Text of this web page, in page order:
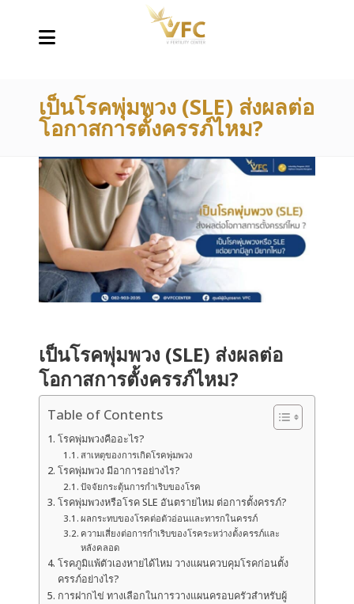
เป็นโรคพุ่มพวง (SLE) ส่งผลต่อ
โอกาสการตั้งครรภ์ไหม?
เป็นโรคพุ่มพวง (SLE) ส่งผลต่อ
โอกาสการตั้งครรภ์ไหม?
Table of Contents
โรคพุ่มพวงคืออะไร?
สาเหตุของการเกิดโรคพุ่มพวง
โรคพุ่มพวง มีอาการอย่างไร?
ปัจจัยกระตุ้นการกำเริบของโรค
โรคพุ่มพวงหรือโรค SLE อันตรายไหม ต่อการตั้งครรภ์?
ผลกระทบของโรคต่อตัวอ่อนและทารกในครรภ์
ความเสี่ยงต่อการกำเริบของโรคระหว่างตั้งครรภ์และ
หลังคลอด
โรคภูมิแพ้ตัวเองหายได้ไหม วางแผนควบคุมโรคก่อนตั้ง
ครรภ์อย่างไร?
การฝากไข่ ทางเลือกในการวางแผนครอบครัวสำหรับผู้